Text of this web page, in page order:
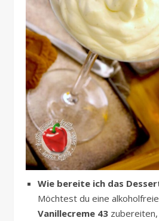
Wie bereite ich das
Möchtest du eine
Vanillecreme 43